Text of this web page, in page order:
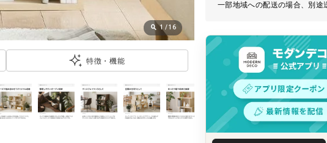
一部地域への配送の場合、別途
1 /16
特徴・機能